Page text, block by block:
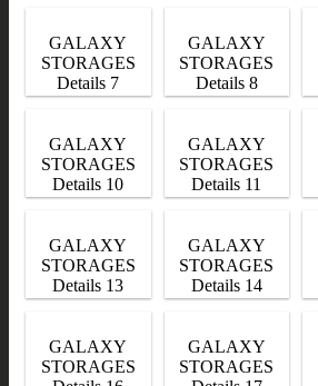
GALAXY
STORAGES
Details 7
GALAXY
STORAGES
Details 8
GALAXY
STORAGES
Details 10
GALAXY
STORAGES
Details 11
GALAXY
STORAGES
Details 13
GALAXY
STORAGES
Details 14
GALAXY
STORAGES
GALAXY
STORAGES